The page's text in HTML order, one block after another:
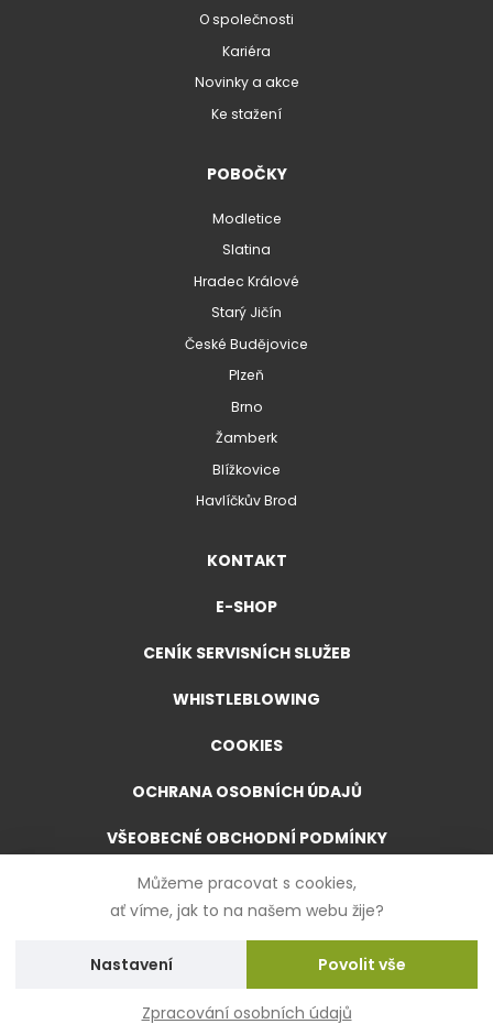
Můžeme pracovat s cookies,
ať víme, jak to na našem webu žije?
Nastavení
Zpracování osobních údajů
O společnosti
Kariéra
Novinky a akce
Ke stažení
POBOČKY
Modletice
Slatina
Hradec Králové
Starý Jičín
České Budějovice
Plzeň
Brno
Žamberk
Blížkovice
Havlíčkův Brod
KONTAKT
E-SHOP
CENÍK SERVISNÍCH SLUŽEB
WHISTLEBLOWING
COOKIES
OCHRANA OSOBNÍCH ÚDAJŮ
VŠEOBECNÉ OBCHODNÍ PODMÍNKY
VŠEOBECNÉ OBCHODNÍ PODMÍNKY PRO E-SHOP
Created byUVM